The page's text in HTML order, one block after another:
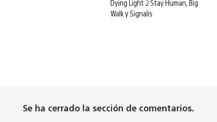
Dying Light 2 Stay Human, Big
Walk y Signalis
Se ha cerrado la sección de comentarios.